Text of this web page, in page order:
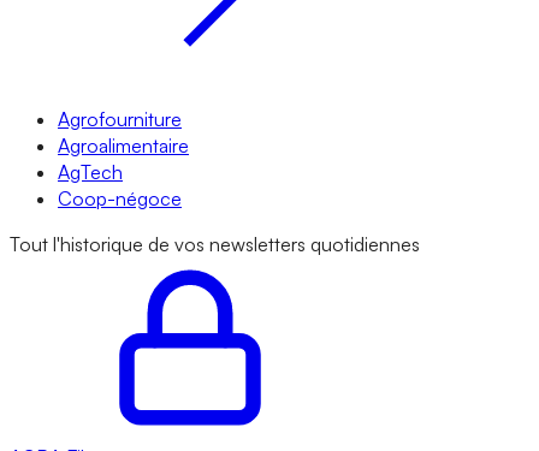
Agrofourniture
Agroalimentaire
AgTech
Coop-négoce
Tout l'historique de vos newsletters quotidiennes